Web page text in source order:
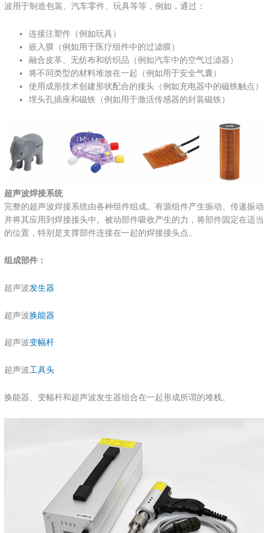
波用于制造包装、汽车零件、玩具等等，例如，通过：
连接注塑件（例如玩具）
嵌入膜（例如用于医疗组件中的过滤膜）
融合皮革、无纺布和纺织品（例如汽车中的空气过滤器）
将不同类型的材料堆放在一起（例如用于安全气囊）
使用成形技术创建形状配合的接头（例如充电器中的磁铁触点）
埋头孔插座和磁铁（例如用于激活传感器的封装磁铁）
超声波焊接系统
完整的超声波焊接系统由各种组件组成。有源组件产生振动、传递振动
并将其应用到焊接接头中。被动部件吸收产生的力，将部件固定在适当
的位置，特别是支撑部件连接在一起的焊接接头点。
组成部件：
超声波发生器
超声波换能器
超声波变幅杆
超声波工具头
换能器、变幅杆和超声波发生器组合在一起形成所谓的堆栈。